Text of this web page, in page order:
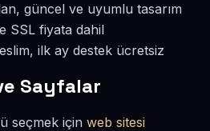
güncel ve uyumlu tasarım
SSL fiyata dahil
ilk ay destek ücretsiz
Sayfalar
seçmek için web sitesi